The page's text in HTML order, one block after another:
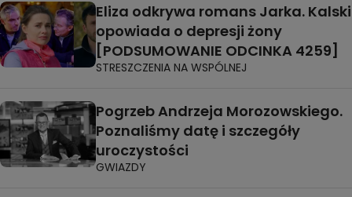
Eliza odkrywa romans Jarka. Kalski
opowiada o depresji żony
[PODSUMOWANIE ODCINKA 4259]
STRESZCZENIA NA WSPÓLNEJ
Pogrzeb Andrzeja Morozowskiego.
Poznaliśmy datę i szczegóły
uroczystości
GWIAZDY